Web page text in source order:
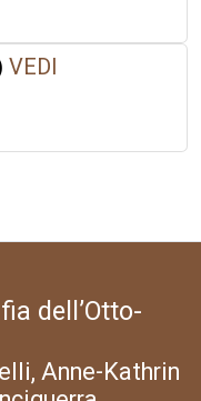
VEDI
dell’Otto-
Anne-Kathrin